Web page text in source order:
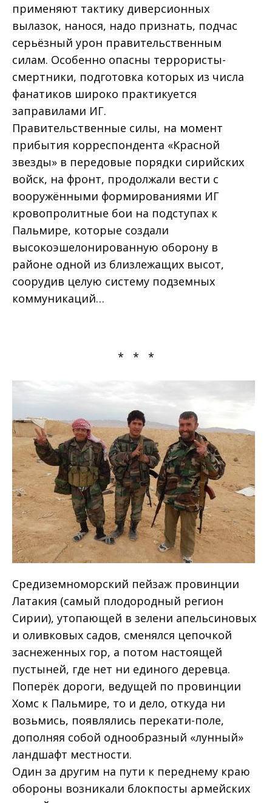
применяют тактику диверсионных
вылазок, нанося, надо признать, подчас
серьёзный урон правительственным
силам. Особенно опасны террористы-
смертники, подготовка которых из числа
фанатиков широко практикуется
заправилами ИГ.
Правительственные силы, на момент
прибытия корреспондента «Красной
звезды» в передовые порядки сирийских
войск, на фронт, продолжали вести с
вооружёнными формированиями ИГ
кровопролитные бои на подступах к
Пальмире, которые создали
высокоэшелонированную оборону в
районе одной из близлежащих высот,
соорудив целую систему подземных
коммуникаций…
* * *
Средиземноморский пейзаж провинции
Латакия (самый плодородный регион
Сирии), утопающей в зелени апельсиновых
и оливковых садов, сменялся цепочкой
заснеженных гор, а потом настоящей
пустыней, где нет ни единого деревца.
Поперёк дороги, ведущей по провинции
Хомс к Пальмире, то и дело, откуда ни
возьмись, появлялись перекати-поле,
дополняя собой однообразный «лунный»
ландшафт местности.
Один за другим на пути к переднему краю
обороны возникали блокпосты армейских